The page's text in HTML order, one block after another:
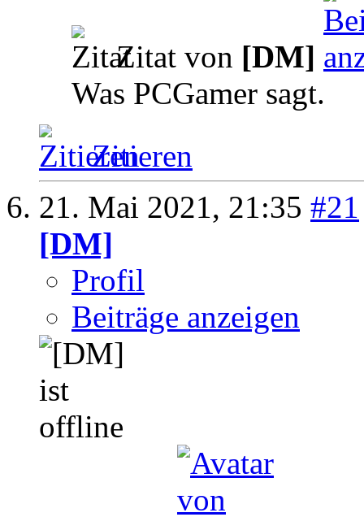
Zitat von [DM]
Was PCGamer sagt.
Zitieren
21. Mai 2021, 21:35 #21
[DM]
Profil
Beiträge anzeigen